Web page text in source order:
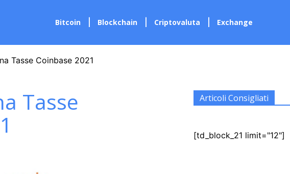
Bitcoin Blockchain Criptovaluta Exchange
Tasse Coinbase 2021
Tasse
Articoli Consigliati
[td_block_21 limit="12"]